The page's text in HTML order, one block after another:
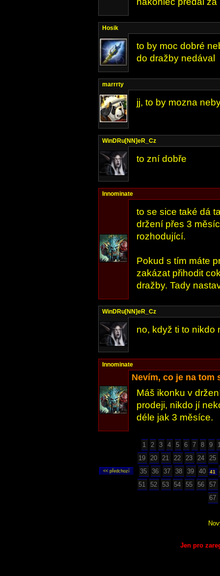
Hosik
to by moc dobré
do dražby nedával
marrrty
jj, to by mozna
WinDRu[NN]eR_Cz
to zní dobře
Innominate
to se sice také dá
držení přes 3
rozhodující.
Pokud s tím máte
zakázat přihodit
dražby. Tady
WinDRu[NN]eR_Cz
no, když ti to nikdo
Innominate
Nevím, co je na tom
Máš ikonku v
prodeji, nikdo jí
déle jak 3 měsíce.
1 2 3 4 5 6 7 8 9
19
20 21 22 23 24
25
35
36 37 38 39 40 41
51
52 53 54 55 56
57
67
Jen pro